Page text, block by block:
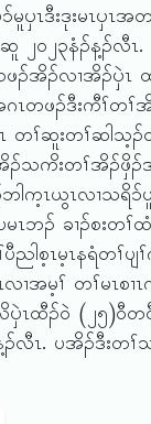
ၦၤဒီးဒုးမၤၦ
ဆူ ၂ဝ၂၃နံၣ်န့ၣ်
ၣ်အိၣ်လၢအိၣ်ၦဲၤ
ၤတဖၣ်ဒီးကီၢ်တ
တၢ်ဆူးတၢ်ဆါသ့ၣ်
အိၣ်သကိးတၢ်အိၣ်ဖှိ
ါက့ၤယွၤလၢသရိ၁်
ၤဘၣ် ခၢၣ်စးတၢ်
စ့ၤမ့ၤနရံတၢ်ပျ
ၢအမ့ၢ် တၢ်မၤစၢ
လိၦဲၤထီၣ်ဝဲ (၂၅)
န့ၣ်လီၤ. ပအိၣ်ဒီး